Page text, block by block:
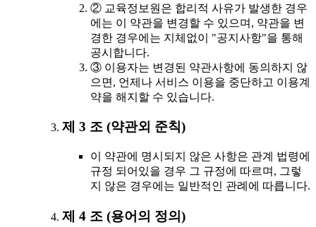
② 교육정보원은 합리적 사유가 발생한 경우
에는 이 약관을 변경할 수 있으며, 약관을 변
경한 경우에는 지체없이 "공지사항"을 통해
공시합니다.
③ 이용자는 변경된 약관사항에 동의하지 않
으면, 언제나 서비스 이용을 중단하고 이용계
약을 해지할 수 있습니다.
제 3 조 (약관외 준칙)
이 약관에 명시되지 않은 사항은 관계 법령에
규정 되어있을 경우 그 규정에 따르며, 그렇
지 않은 경우에는 일반적인 관례에 따릅니다.
제 4 조 (용어의 정의)